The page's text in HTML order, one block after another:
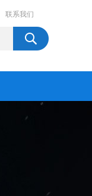
联系我们